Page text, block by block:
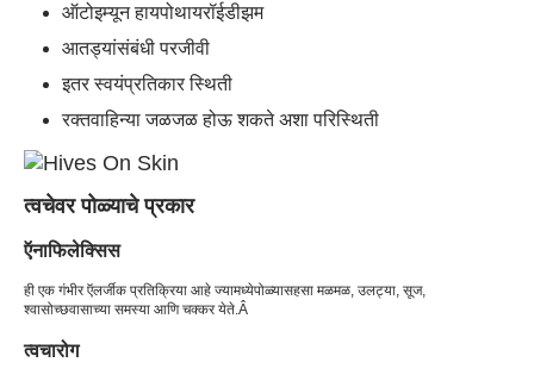
ऑटोइम्यून हायपोथायरॉईडीझम
आतड्यांसंबंधी परजीवी
इतर स्वयंप्रतिकार स्थिती
रक्तवाहिन्या जळजळ होऊ शकते अशा परिस्थिती
त्वचेवर पोळ्याचे प्रकार
ऍनाफिलेक्सिस
ही एक गंभीर ऍलर्जीक प्रतिक्रिया आहे ज्यामध्येपोळ्यासहसा मळमळ, उलट्या, सूज,
श्वासोच्छवासाच्या समस्या आणि चक्कर येते.Â
त्वचारोग